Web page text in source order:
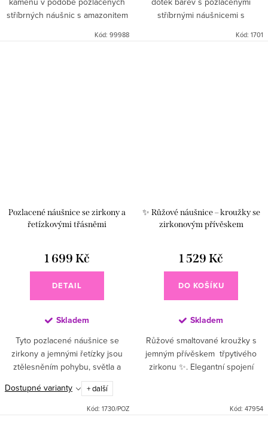
stříbrných náušnic s amazonitem
Kód: 99988
stříbrnými náušnicemi s
Kód: 1701
Pozlacené náušnice se zirkony a
řetízkovými třásněmi
1 699 Kč
DETAIL
Skladem
Tyto pozlacené náušnice se
zirkony a jemnými řetízky jsou
ztělesněním pohybu, světla a
ženské elegance ✨ Každý
drobný detail je navržen tak, aby
při každém vašem kroku
Dostupné varianty + další
Kód: 1730/POZ
✨ Růžové náušnice – kroužky se
zirkonovým přívěskem
1 529 Kč
DO KOŠÍKU
Skladem
Růžové smaltované kroužky s
jemným přívěskem třpytivého
zirkonu ✨. Elegantní spojení
Kód: 47954